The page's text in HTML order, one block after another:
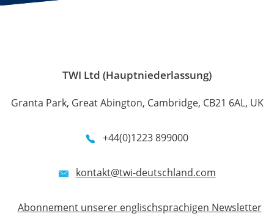
TWI Ltd (Hauptniederlassung)
Granta Park, Great Abington, Cambridge, CB21 6AL, UK
+44(0)1223 899000
kontakt@twi-deutschland.com
Abonnement unserer englischsprachigen Newsletter